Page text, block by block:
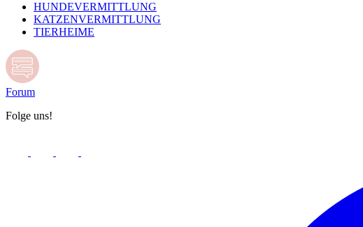
HUNDEVERMITTLUNG
KATZENVERMITTLUNG
TIERHEIME
Forum
Folge uns!